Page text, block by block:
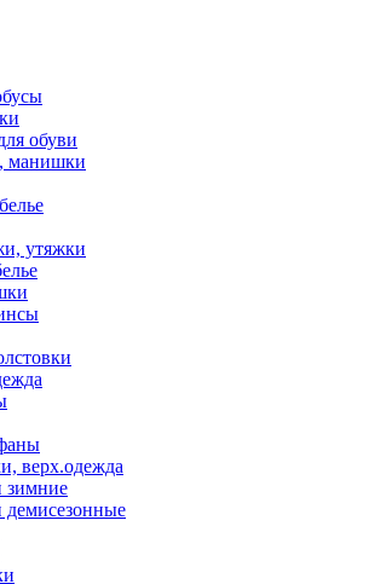
обуви
манишки
утяжки
верх.одежда
зимние
демисезонные